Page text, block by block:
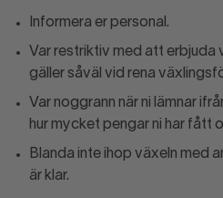
Informera er personal.
Var restriktiv med att erbjuda
gäller såväl vid rena
Var noggrann när ni lämnar
hur mycket pengar ni har fått
Blanda inte ihop växeln med
är klar.